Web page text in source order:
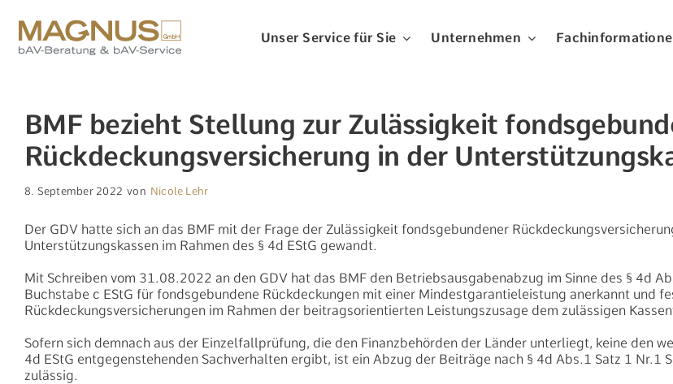
Inhalt
springen
Unser Service für Sie Unternehmen
BMF bezieht Stellung zur Zulässigkeit
Rückdeckungsversicherung in der
8. September 2022 von Nicole Lehr
Der GDV hatte sich an das BMF mit der Frage der Zulässigkeit fondsgebundener
Unterstützungskassen im Rahmen des § 4d EStG gewandt.
Mit Schreiben vom 31.08.2022 an den GDV hat das BMF den Betriebsausgabenabzug im Sinne des § 4d
Buchstabe c EStG für fondsgebundene Rückdeckungen mit einer Mindestgarantieleistung anerkannt und
Rückdeckungsversicherungen im Rahmen der beitragsorientierten Leistungszusage dem zulässigen
Sofern sich demnach aus der Einzelfallprüfung, die den Finanzbehörden der Länder unterliegt, keine den
4d EStG entgegenstehenden Sachverhalten ergibt, ist ein Abzug der Beiträge nach § 4d Abs.1 Satz 1 Nr.1
zulässig.